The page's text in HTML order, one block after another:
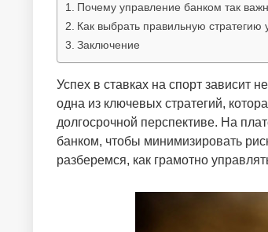
Почему управление банком так
Как выбрать правильную
Заключение
Успех в ставках на спорт зависит
одна из ключевых стратегий,
долгосрочной перспективе. На
банком, чтобы минимизировать
разберемся, как грамотно